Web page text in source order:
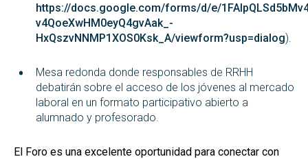
https://docs.google.com/forms/d/e/
v4QoeXwHM0eyQ4gvAak_-
HxQszvNNMP1XOS0Ksk_A/viewform?usp=dialog).
Mesa redonda donde responsables de RRHH
debatirán sobre el acceso de los jóvenes al mercado
laboral en un formato participativo abierto a
alumnado y profesorado.
El Foro es una excelente oportunidad para conectar con